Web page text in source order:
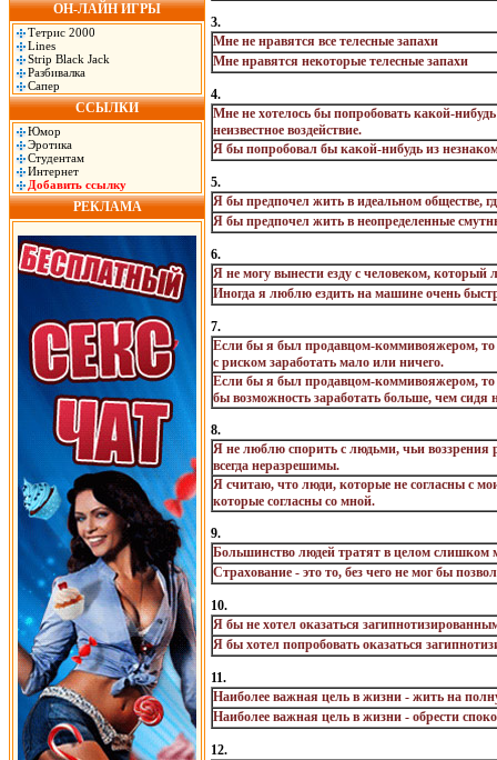
ОН-ЛАЙН ИГРЫ
Тетрис 2000
Lines
Strip Black Jack
Разбивалка
Сапер
ССЫЛКИ
Юмор
Эротика
Студентам
Интернет
Добавить ссылку
РЕКЛАМА
3.
Мне не нравятся все телесные запахи
Мне нравятся некоторые телесные запахи
4.
Мне не хотелось бы попробовать какой-
неизвестное воздействие.
Я бы попробовал бы какой-нибудь из
5.
Я бы предпочел жить в идеальном обществе,
Я бы предпочел жить в неопределенные
6.
Я не могу вынести езду с человеком, который
Иногда я люблю ездить на машине очень
7.
Если бы я был продавцом-коммивояжером, то
с риском заработать мало или ничего.
Если бы я был продавцом-коммивояжером, то
бы возможность заработать больше, чем сидя
8.
Я не люблю спорить с людьми, чьи воззрения
всегда неразрешимы.
Я считаю, что люди, которые не согласны с
которые согласны со мной.
9.
Большинство людей тратят в целом слишком
Страхование - это то, без чего не мог бы
10.
Я бы не хотел оказаться
Я бы хотел попробовать оказаться
11.
Наиболее важная цель в жизни - жить на
Наиболее важная цель в жизни - обрести
12.